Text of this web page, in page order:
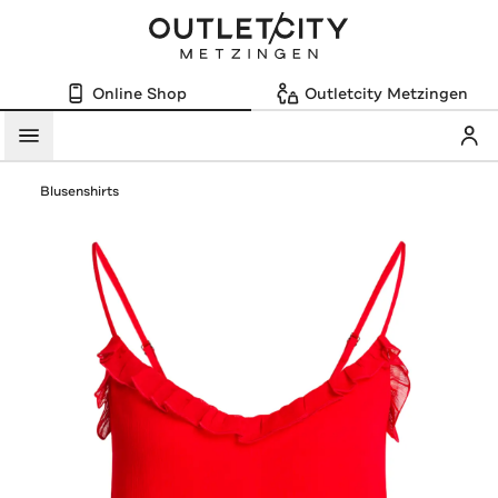
Online Shop Outletcity Metzingen
Menü
Blusenshirts